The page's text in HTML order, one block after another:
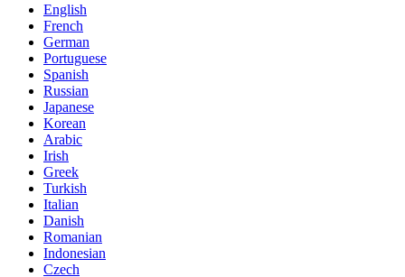
English
French
German
Portuguese
Spanish
Russian
Japanese
Korean
Arabic
Irish
Greek
Turkish
Italian
Danish
Romanian
Indonesian
Czech